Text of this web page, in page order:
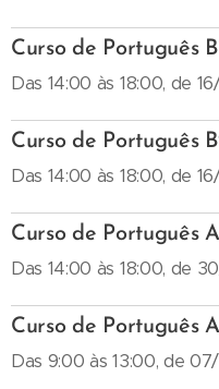
Curso de Português
Das 14:00 às 18:00, de
Curso de Português
Das 14:00 às 18:00, de
Curso de Português
Das 14:00 às 18:00, de
Curso de Português
Das 9:00 às 13:00, de